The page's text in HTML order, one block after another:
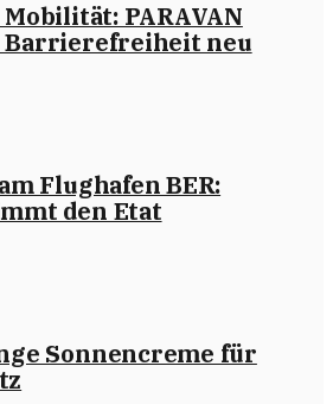
PARAVAN
Barrierefreiheit neu
Flughafen BER:
den Etat
Sonnencreme für